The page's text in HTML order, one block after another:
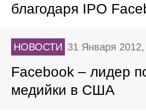
благодаря IPO
НОВОСТИ 31 Января 2012,
Facebook – лидер
медийки в США